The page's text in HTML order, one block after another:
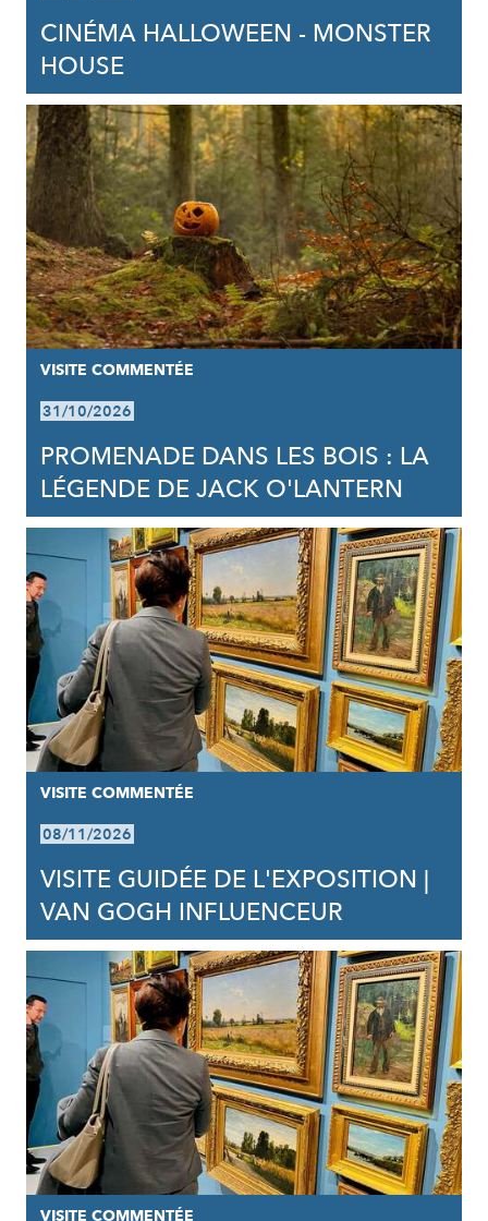
CINÉMA HALLOWEEN - MONSTER
HOUSE
VISITE COMMENTÉE
31/10/2026
PROMENADE DANS LES BOIS : LA
LÉGENDE DE JACK O'LANTERN
VISITE COMMENTÉE
08/11/2026
VISITE GUIDÉE DE L'EXPOSITION |
VAN GOGH INFLUENCEUR
VISITE COMMENTÉE